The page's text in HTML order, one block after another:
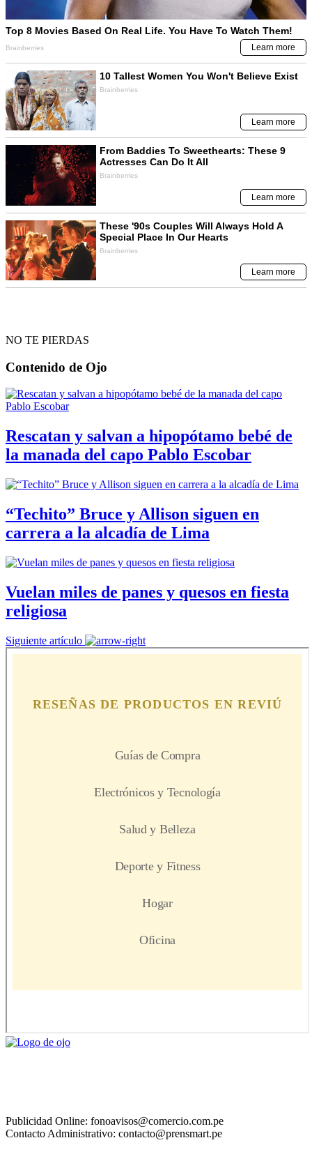
NO TE PIERDAS
Contenido de Ojo
Rescatan y salvan a hipopótamo bebé de
la manada del capo Pablo Escobar
“Techito” Bruce y Allison siguen en
carrera a la alcadía de Lima
Vuelan miles de panes y quesos en fiesta
religiosa
Siguiente artículo
Publicidad Online: fonoavisos@comercio.com.pe
Contacto Administrativo: contacto@prensmart.pe